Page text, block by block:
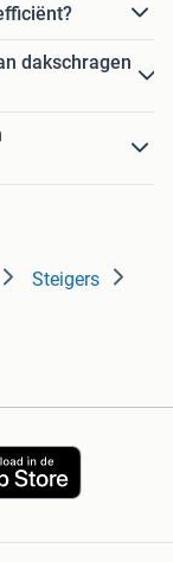
dakschragen
Steigers